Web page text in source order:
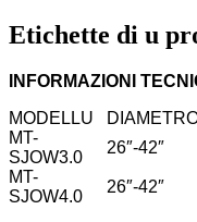
Etichette di u
INFORMAZIONI
MODELLU
MT-
SJOW3.0
26″-42″
MT-
SJOW4.0
26″-42″